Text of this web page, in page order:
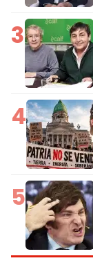
3
4
5